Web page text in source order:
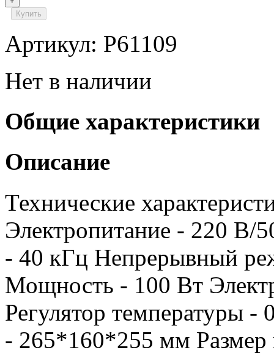
Купить
Артикул: P61109
Нет в наличии
Общие характеристики
Описание
Технические
Электропитание - 220 В/
- 40 кГц Непрерывный
Мощность - 100 Вт
Регулятор температуры
- 265*160*255 мм